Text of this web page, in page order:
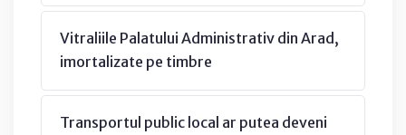
Vitraliile Palatului Administrativ din Arad,
imortalizate pe timbre
Transportul public local ar putea deveni